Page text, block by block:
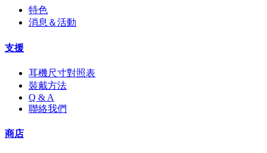
特色
消息＆活動
支援
耳機尺寸對照表
裝戴方法
Q & A
聯絡我們
商店